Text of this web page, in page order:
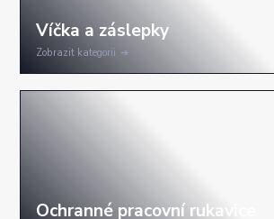
Zobrazit kategorii